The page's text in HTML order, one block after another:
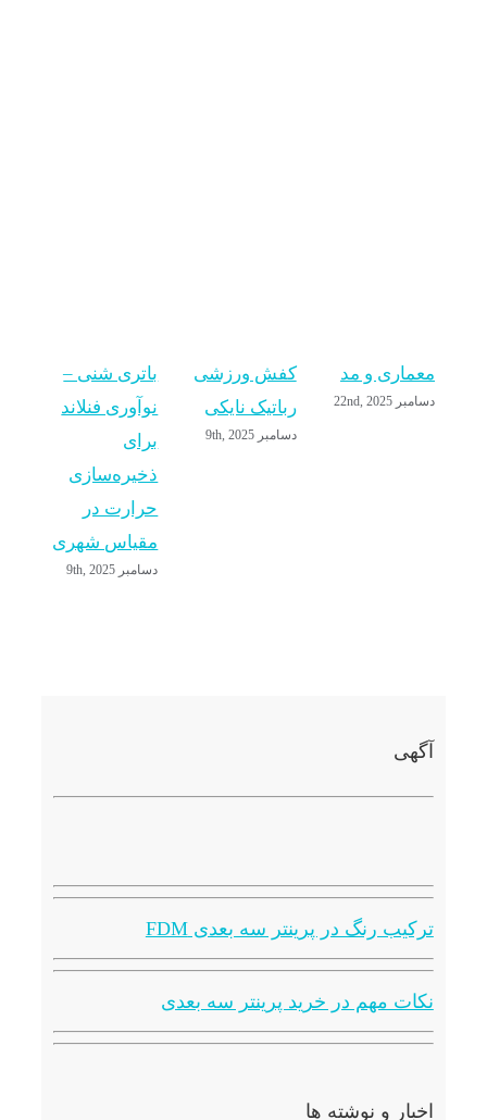
معماری و مد
دسامبر 22nd, 2025
کفش ورزشی
رباتیک نایکی
دسامبر 9th, 2025
باتری شنی –
نوآوری فنلاند
برای
ذخیره‌سازی
حرارت در
مقیاس شهری
دسامبر 9th, 2025
آگهی
ترکیب رنگ در پرینتر سه بعدی FDM
نکات مهم در خرید پرینتر سه بعدی
اخبار و نوشته ها